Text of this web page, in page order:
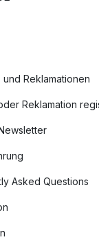
Reklamationen
Reklamation
Asked Questions